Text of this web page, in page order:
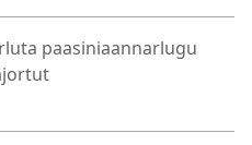
paasiniaannarlugu